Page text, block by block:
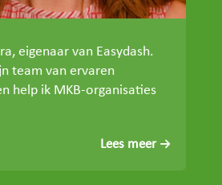
eigenaar van Easydash.
team van ervaren
help ik MKB-organisaties
Lees meer